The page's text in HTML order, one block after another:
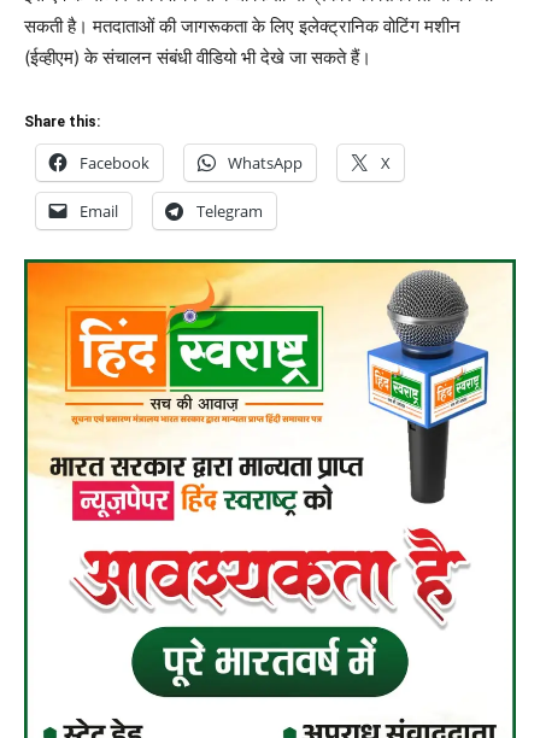
सकती है। मतदाताओं की जागरूकता के लिए इलेक्ट्रानिक वोटिंग मशीन
(ईव्हीएम) के संचालन संबंधी वीडियो भी देखे जा सकते हैं।
Share this:
Facebook WhatsApp X
Email Telegram